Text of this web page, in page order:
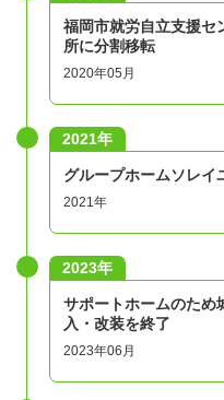
福岡市就労自立支援セ
所に分割移転
2020年05月
2021年
グループホームソレイ
2021年
2023年
サポートホームのため
入・改装を終了
2023年06月